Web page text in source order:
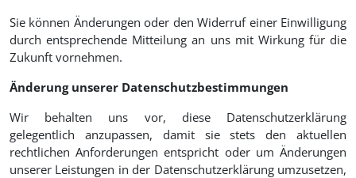
Sie können Änderungen oder den Widerruf einer Einwilligung
durch entsprechende Mitteilung an uns mit Wirkung für die
Zukunft vornehmen.
Änderung unserer Datenschutzbestimmungen
Wir behalten uns vor, diese Datenschutzerklärung
gelegentlich anzupassen, damit sie stets den aktuellen
rechtlichen Anforderungen entspricht oder um Änderungen
unserer Leistungen in der Datenschutzerklärung umzusetzen,